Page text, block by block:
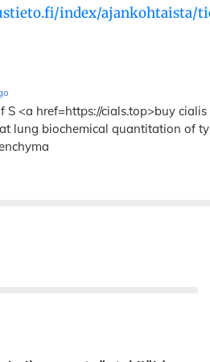
index/ajankohtaista/
S <a href=https://cials.top>buy
lung biochemical quantitation of